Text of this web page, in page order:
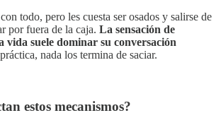
todo, pero les cuesta ser osados y salirse de
por fuera de la caja. La sensación de
vida suele dominar su conversación
nada los termina de saciar.
estos mecanismos?